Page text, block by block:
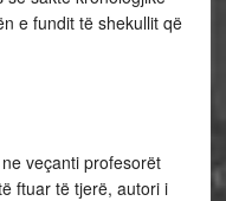
e fundit të shekullit që
veçanti profesorët
ftuar të tjerë, autori i